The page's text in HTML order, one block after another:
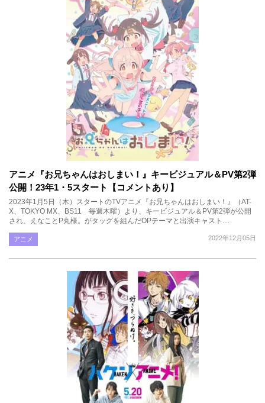
アニメ『お兄ちゃんはおしまい！』キービジュアル＆PV第2弾
公開！23年1・5スタート【コメントあり】
2023年1月5日（木）スタートのTVアニメ『お兄ちゃんはおしまい！』（AT-
X、TOKYO MX、BS11 毎週木曜）より、キービジュアル＆PV第2弾が公開
され、えなことP丸様。がタッグを組んだOPテーマと出演キャスト…
2022年12月05日
アニメ